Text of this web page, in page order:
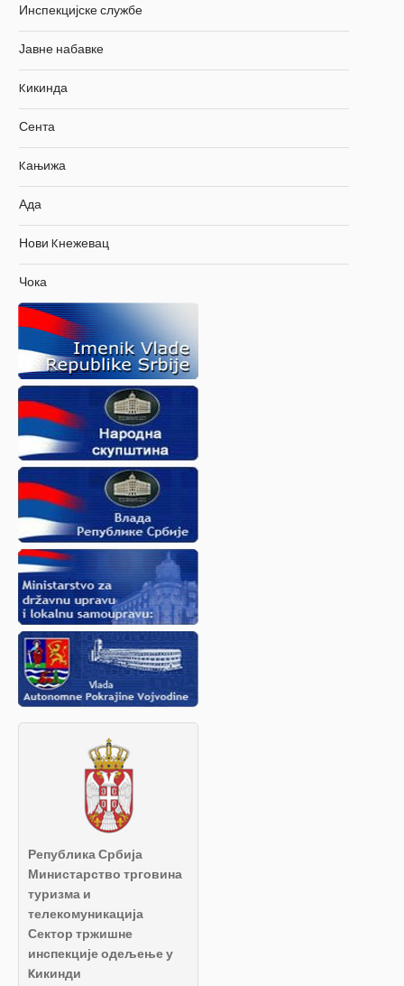
Инспекцијске службе
Јавне набавке
Kикинда
Сента
Kањижа
Ада
Нови Kнежевац
Чока
Република Србија
Министарство трговина
туризма и
телекомуникација
Сектор тржишне
инспекције одељење у
Kикинди